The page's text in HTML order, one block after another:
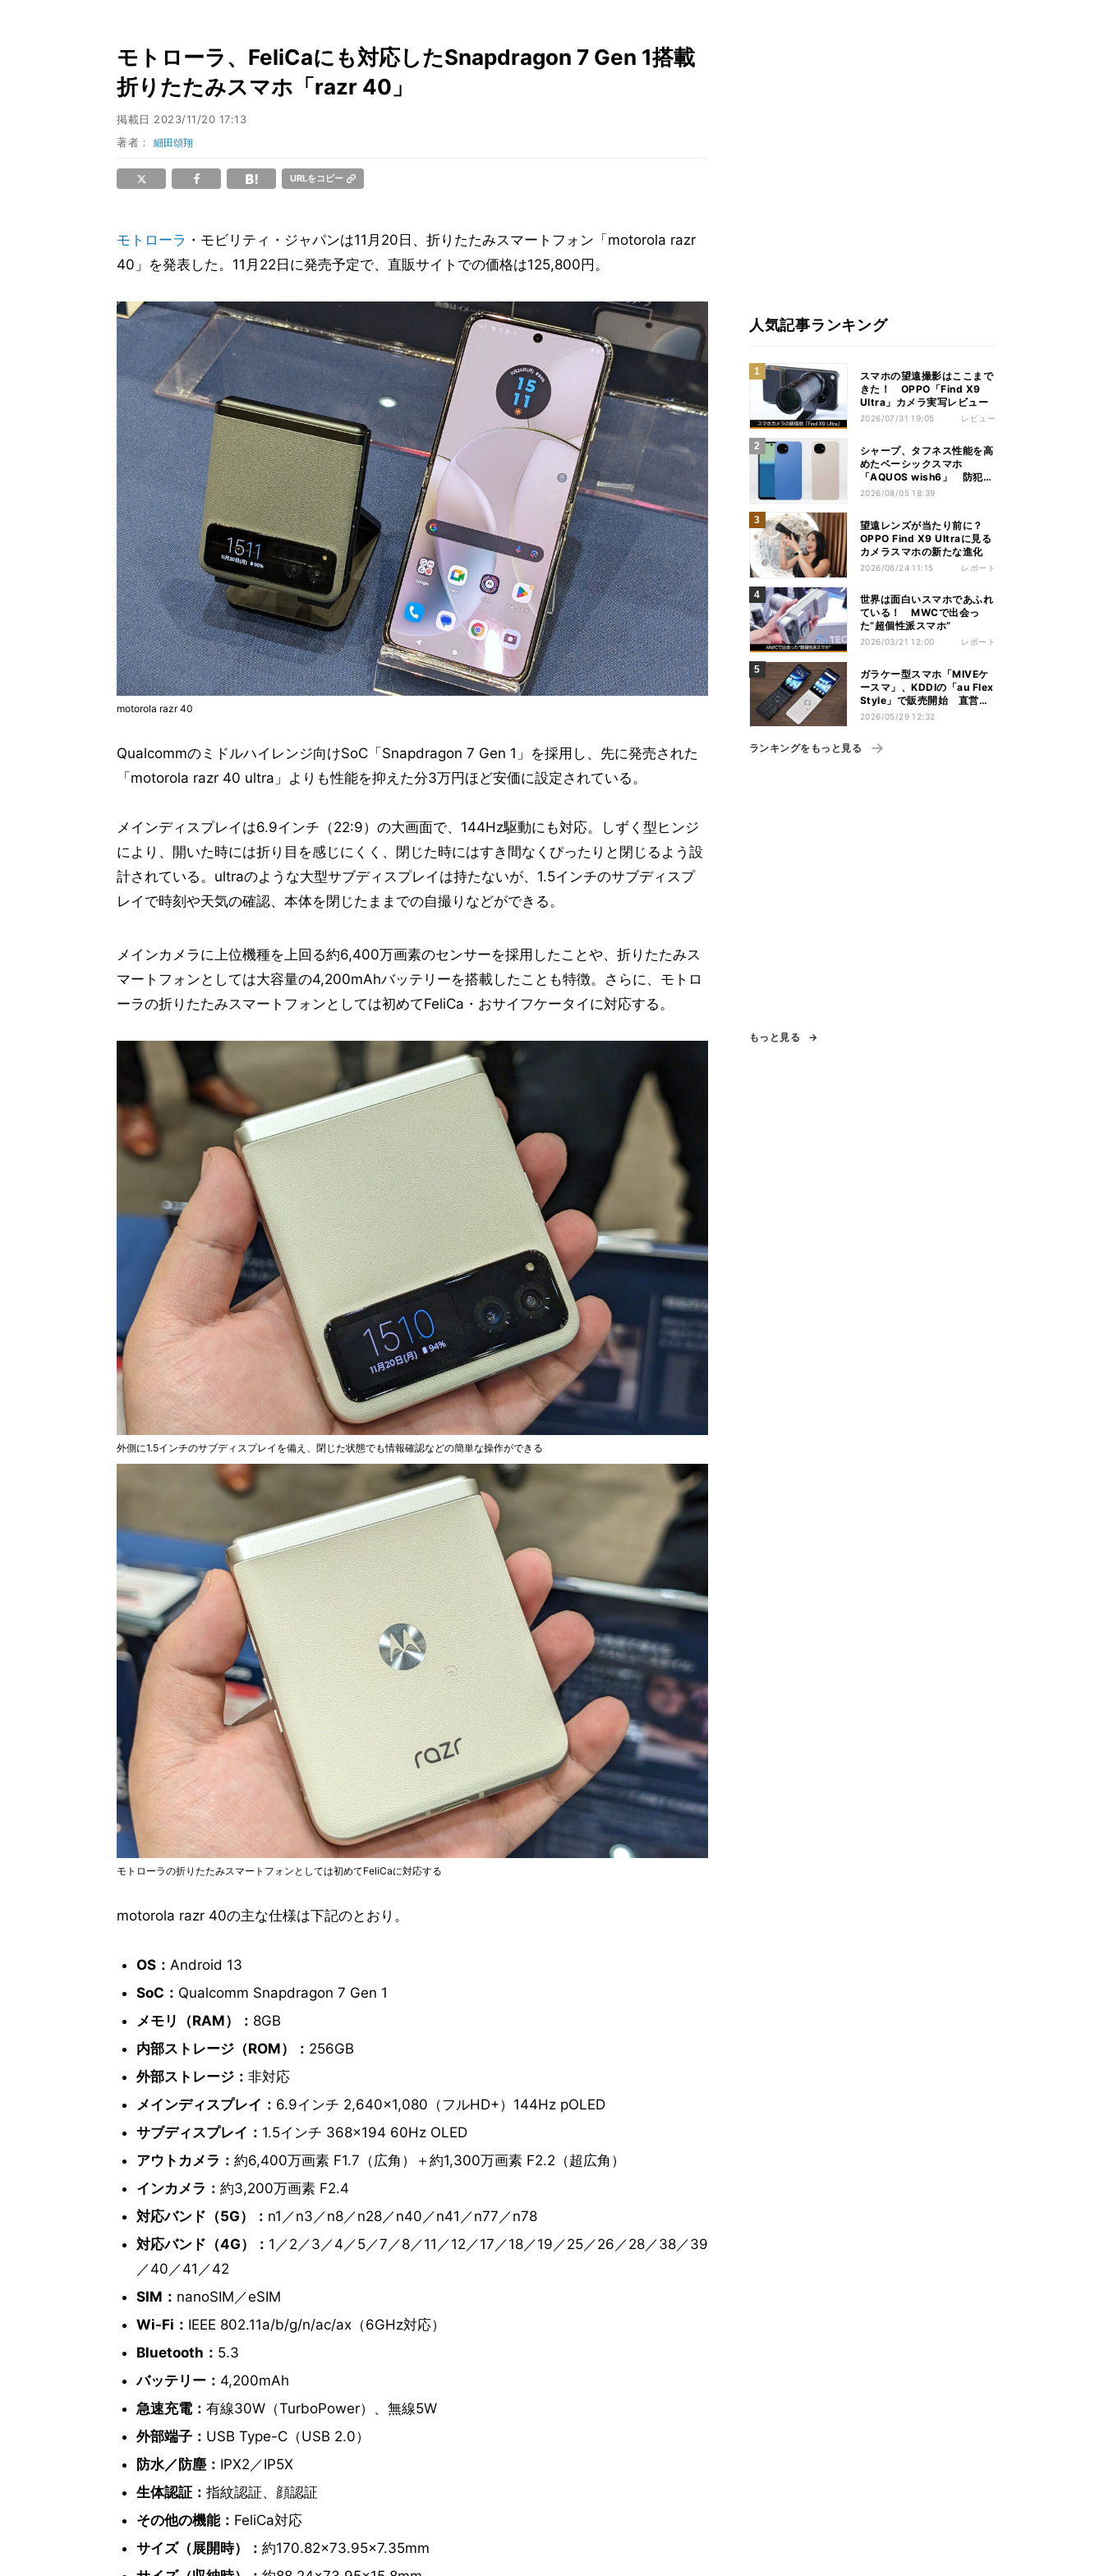
モトローラ、FeliCaにも対応したSnapdragon 7 Gen 1搭載
折りたたみスマホ「razr 40」
掲載日 2023/11/20 17:13
著者：細田頌翔
URLをコピー
モトローラ ・モビリティ・ジャパンは11月20日、折りたたみスマートフォン「motorola razr
40」を発表した。11月22日に発売予定で、直販サイトでの価格は125,800円。
motorola razr 40
Qualcommのミドルハイレンジ向けSoC「Snapdragon 7 Gen 1」を採用し、先に発売された
「motorola razr 40 ultra」よりも性能を抑えた分3万円ほど安価に設定されている。
メインディスプレイは6.9インチ（22:9）の大画面で、144Hz駆動にも対応。しずく型ヒンジ
により、開いた時には折り目を感じにくく、閉じた時にはすき間なくぴったりと閉じるよう設
計されている。ultraのような大型サブディスプレイは持たないが、1.5インチのサブディスプ
レイで時刻や天気の確認、本体を閉じたままでの自撮りなどができる。
メインカメラに上位機種を上回る約6,400万画素のセンサーを採用したことや、折りたたみス
マートフォンとしては大容量の4,200mAhバッテリーを搭載したことも特徴。さらに、モトロ
ーラの折りたたみスマートフォンとしては初めてFeliCa・おサイフケータイに対応する。
外側に1.5インチのサブディスプレイを備え、閉じた状態でも情報確認などの簡単な操作ができる
モトローラの折りたたみスマートフォンとしては初めてFeliCaに対応する
motorola razr 40の主な仕様は下記のとおり。
OS： Android 13
SoC： Qualcomm Snapdragon 7 Gen 1
メモリ（RAM）： 8GB
内部ストレージ（ROM）： 256GB
外部ストレージ： 非対応
メインディスプレイ： 6.9インチ 2,640×1,080（フルHD+）144Hz pOLED
サブディスプレイ： 1.5インチ 368×194 60Hz OLED
アウトカメラ： 約6,400万画素 F1.7（広角）＋約1,300万画素 F2.2（超広角）
インカメラ： 約3,200万画素 F2.4
対応バンド（5G）： n1／n3／n8／n28／n40／n41／n77／n78
対応バンド（4G）： 1／2／3／4／5／7／8／11／12／17／18／19／25／26／28／38／39
／40／41／42
SIM： nanoSIM／eSIM
Wi-Fi： IEEE 802.11a/b/g/n/ac/ax（6GHz対応）
Bluetooth： 5.3
バッテリー： 4,200mAh
急速充電： 有線30W（TurboPower）、無線5W
外部端子： USB Type-C（USB 2.0）
防水／防塵： IPX2／IP5X
生体認証： 指紋認証、顔認証
その他の機能： FeliCa対応
サイズ（展開時）： 約170.82×73.95×7.35mm
人気記事ランキング
スマホの望遠撮影はここまで
きた！ OPPO「Find X9
Ultra」カメラ実写レビュー
2026/07/31 19:05 レビュー
シャープ、タフネス性能を高
めたベーシックスマホ
「AQUOS wish6」 防犯性
能も充実
2026/08/05 18:39
望遠レンズが当たり前に？
OPPO Find X9 Ultraに見る
カメラスマホの新たな進化
2026/06/24 11:15 レポート
世界は面白いスマホであふれ
ている！ MWCで出会っ
た“超個性派スマホ”
2026/03/21 12:00 レポート
ガラケー型スマホ「MIVEケ
ースマ」、KDDIの「au Flex
Style」で販売開始 直営店
では実機の展示も
2026/05/29 12:32
ランキングをもっと見る
もっと見る